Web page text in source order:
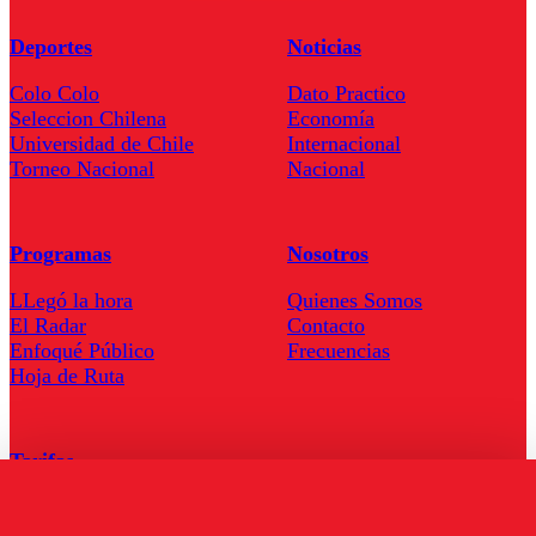
Deportes
Colo Colo
Seleccion Chilena
Universidad de Chile
Torneo Nacional
Noticias
Dato Practico
Economía
Internacional
Nacional
Programas
LLegó la hora
El Radar
Enfoqué Público
Hoja de Ruta
Nosotros
Quienes Somos
Contacto
Frecuencias
Tarifas